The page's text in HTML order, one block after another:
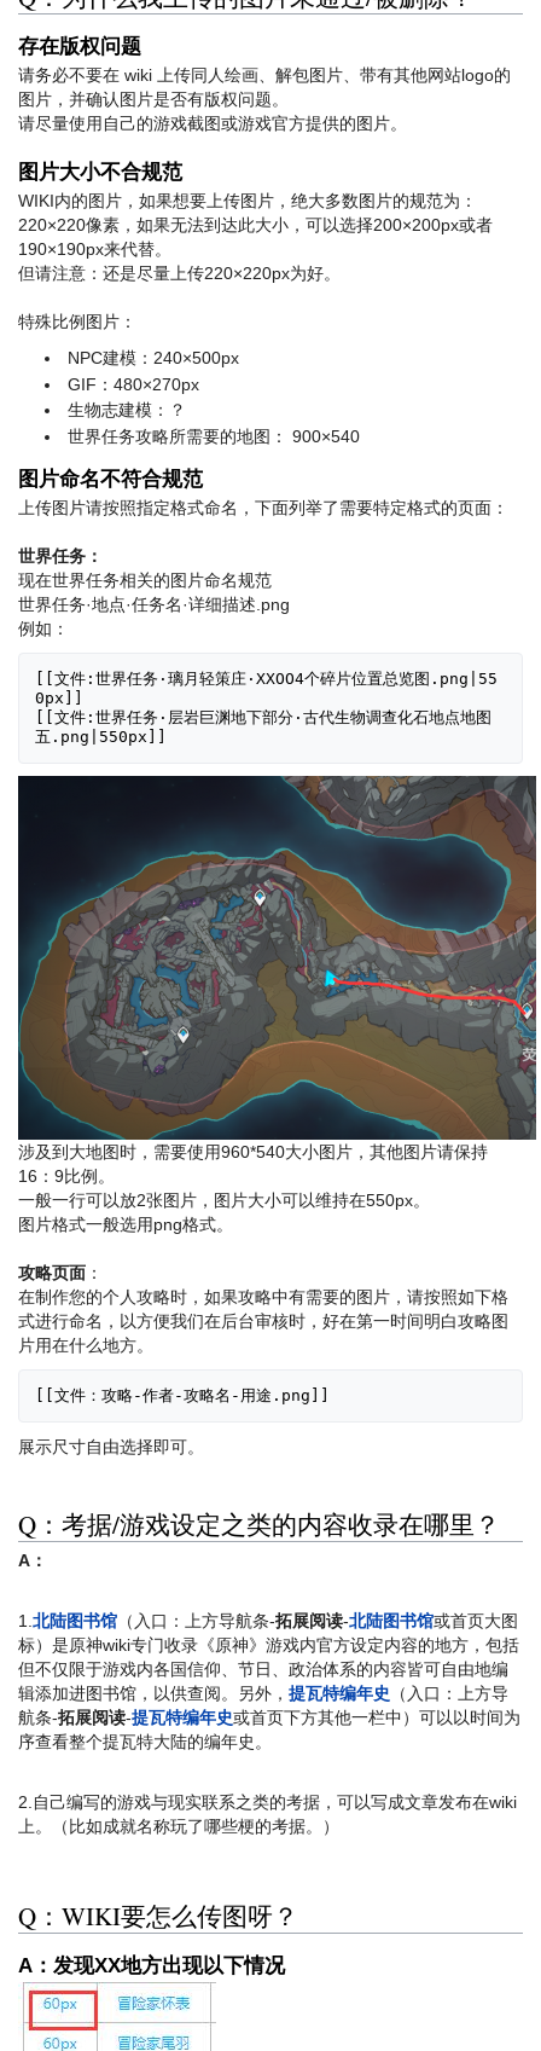
存在版权问题
请务必不要在 wiki 上传同人绘画、解包图片、带有其他网站logo的
图片，并确认图片是否有版权问题。
请尽量使用自己的游戏截图或游戏官方提供的图片。
图片大小不合规范
WIKI内的图片，如果想要上传图片，绝大多数图片的规范为：
220×220像素，如果无法到达此大小，可以选择200×200px或者
190×190px来代替。
但请注意：还是尽量上传220×220px为好。
特殊比例图片：
NPC建模：240×500px
GIF：480×270px
生物志建模：？
世界任务攻略所需要的地图： 900×540
图片命名不符合规范
上传图片请按照指定格式命名，下面列举了需要特定格式的页面：
世界任务：
现在世界任务相关的图片命名规范
世界任务·地点·任务名·详细描述.png
例如：
[[文件:世界任务·璃月轻策庄·XXOO4个碎片位置总览图.png|55
0px]]
[[文件:世界任务·层岩巨渊地下部分·古代生物调查化石地点地图
涉及到大地图时，需要使用960*540大小图片，其他图片请保持
16：9比例。
一般一行可以放2张图片，图片大小可以维持在550px。
图片格式一般选用png格式。
攻略页面 ：
在制作您的个人攻略时，如果攻略中有需要的图片，请按照如下格
式进行命名，以方便我们在后台审核时，好在第一时间明白攻略图
片用在什么地方。
[[文件：攻略-作者-攻略名-用途.png]]
展示尺寸自由选择即可。
Q：考据/游戏设定之类的内容收录在哪里？
A：
1.北陆图书馆 （入口：上方导航条-拓展阅读-北陆图书馆或首页大图
标）是原神wiki专门收录《原神》游戏内官方设定内容的地方，包括
但不仅限于游戏内各国信仰、节日、政治体系的内容皆可自由地编
辑添加进图书馆，以供查阅。另外， 提瓦特编年史 （入口：上方导
航条-拓展阅读-提瓦特编年史或首页下方其他一栏中）可以以时间为
序查看整个提瓦特大陆的编年史。
2.自己编写的游戏与现实联系之类的考据，可以写成文章发布在wiki
上。（比如成就名称玩了哪些梗的考据。）
Q：WIKI要怎么传图呀？
A：发现XX地方出现以下情况